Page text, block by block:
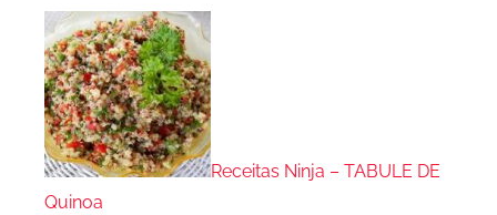
Receitas Ninja – TABULE DE
Quinoa